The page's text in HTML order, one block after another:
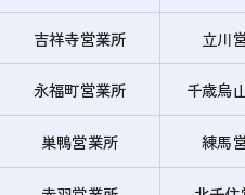
吉祥寺営業所 立川
永福町営業所 千歳烏
巣鴨営業所 練馬